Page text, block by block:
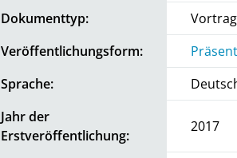
Dokumenttyp:
Vortrag
Veröffentlichungsform:
Sprache:
Jahr der
Erstveröffentlichung:
2017